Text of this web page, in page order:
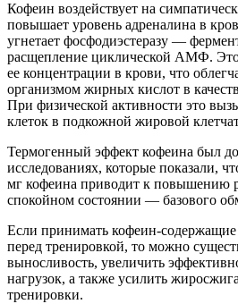
Кофеин воздействует на
повышает уровень адреналина в
угнетает фосфодиэстеразу —
расщепление циклической АМФ.
ее концентрации в крови, что
организмом жирных кислот в
При физической активности это
клеток в подкожной жировой
Термогенный эффект кофеина был
исследованиях, которые показали,
мг кофеина приводит к повышению
спокойном состоянии — базового
Если принимать кофеин-
перед тренировкой, то можно
выносливость, увеличить
нагрузок, а также усилить
тренировки.